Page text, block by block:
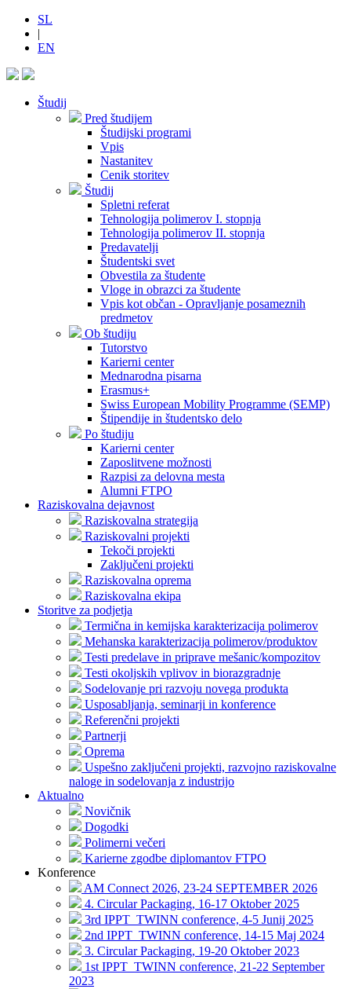
SL
|
EN
Študij
Pred študijem
Študijski programi
Vpis
Nastanitev
Cenik storitev
Študij
Spletni referat
Tehnologija polimerov I. stopnja
Tehnologija polimerov II. stopnja
Predavatelji
Študentski svet
Obvestila za študente
Vloge in obrazci za študente
Vpis kot občan - Opravljanje posameznih
predmetov
Ob študiju
Tutorstvo
Karierni center
Mednarodna pisarna
Erasmus+
Swiss European Mobility Programme (SEMP)
Štipendije in študentsko delo
Po študiju
Karierni center
Zaposlitvene možnosti
Razpisi za delovna mesta
Alumni FTPO
Raziskovalna dejavnost
Raziskovalna strategija
Raziskovalni projekti
Tekoči projekti
Zaključeni projekti
Raziskovalna oprema
Raziskovalna ekipa
Storitve za podjetja
Termična in kemijska karakterizacija polimerov
Mehanska karakterizacija polimerov/produktov
Testi predelave in priprave mešanic/kompozitov
Testi okoljskih vplivov in biorazgradnje
Sodelovanje pri razvoju novega produkta
Usposabljanja, seminarji in konference
Referenčni projekti
Partnerji
Oprema
Uspešno zaključeni projekti, razvojno raziskovalne
naloge in sodelovanja z industrijo
Aktualno
Novičnik
Dogodki
Polimerni večeri
Karierne zgodbe diplomantov FTPO
Konference
AM Connect 2026, 23-24 SEPTEMBER 2026
4. Circular Packaging, 16-17 Oktober 2025
3rd IPPT_TWINN conference, 4-5 Junij 2025
2nd IPPT_TWINN conference, 14-15 Maj 2024
3. Circular Packaging, 19-20 Oktober 2023
1st IPPT_TWINN conference, 21-22 September
2023